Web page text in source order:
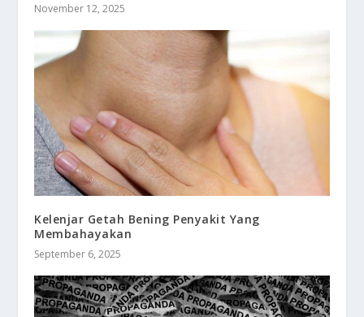
November 12, 2025
Kelenjar Getah Bening Penyakit Yang
Membahayakan
September 6, 2025